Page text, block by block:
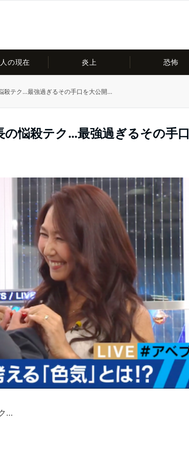
の現在 炎上 恐怖
殺テク…最強過ぎるその手口を大公開…
の悩殺テク…最強過ぎるその手口
…